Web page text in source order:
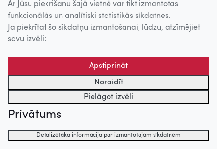
Ar Jūsu piekrišanu šajā vietnē var tikt izmantotas
funkcionālās un analītiski statistikās sīkdatnes.
Ja piekrītat šo sīkdatņu izmantošanai, lūdzu, atzīmējiet
savu izvēli:
Apstiprināt
Noraidīt
Pielāgot izvēli
Privātums
Detalizētāka informācija par izmantotajām sīkdatnēm